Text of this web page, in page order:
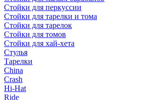
Стойки для перкуссии
Стойки для тарелки и тома
Стойки для тарелок
Стойки для томов
Стойки для хай-хета
Стулья
Тарелки
China
Crash
Hi-Hat
Ride